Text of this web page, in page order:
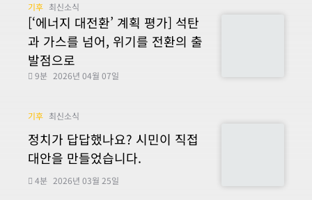
기후 최신소식
[‘에너지 대전환’ 계획 평가] 석탄
과 가스를 넘어, 위기를 전환의 출
발점으로
9분 2026년 04월 07일
기후 최신소식
정치가 답답했나요? 시민이 직접
대안을 만들었습니다.
4분 2026년 03월 25일